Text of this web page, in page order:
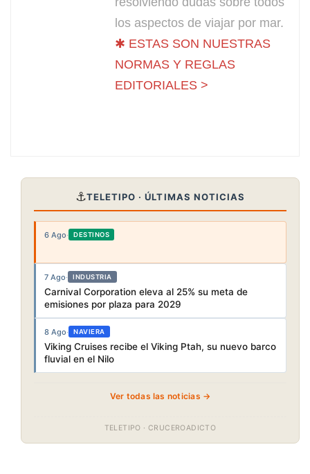
los aspectos de viajar por mar.
✱ ESTAS SON NUESTRAS
NORMAS Y REGLAS
EDITORIALES >
⚓TELETIPO · ÚLTIMAS NOTICIAS
6 Ago· DESTINOS
7 Ago· INDUSTRIA
Carnival Corporation eleva al 25% su meta de
emisiones por plaza para 2029
8 Ago· NAVIERA
Viking Cruises recibe el Viking Ptah, su nuevo barco
fluvial en el Nilo
Ver todas las noticias →
TELETIPO · CRUCEROADICTO